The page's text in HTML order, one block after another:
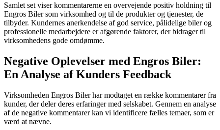
Samlet set viser kommentarerne en overvejende positiv holdning til
Engros Biler som virksomhed og til de produkter og tjenester, de
tilbyder. Kundernes anerkendelse af god service, pålidelige biler og
professionelle medarbejdere er afgørende faktorer, der bidrager til
virksomhedens gode omdømme.
Negative Oplevelser med Engros Biler:
En Analyse af Kunders Feedback
Virksomheden Engros Biler har modtaget en række kommentarer fra
kunder, der deler deres erfaringer med selskabet. Gennem en analyse
af de negative kommentarer kan vi identificere fælles temaer, som er
værd at nævne.